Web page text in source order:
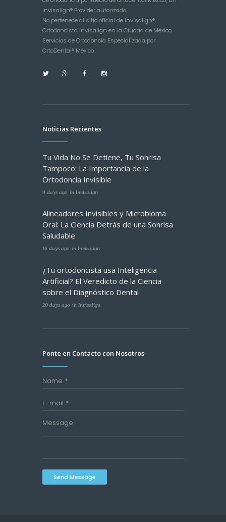
Invisalign® Provider autorizado.
No pertenece al sitio oficial de Invisalign®.
Ortodoncista Invisalign en la Ciudad de México.
Servicios de Ortodoncia Especializada por
OrtoDental® México.
Noticias Recientes
Tu Vida No Se Detiene, Tu Sonrisa
Tampoco: La Importancia de la
Ortodoncia Invisible
9 days ago in Invisalign
Alineadores Invisibles y Microbioma
Oral: La Ciencia Detrás de una Sonrisa
Saludable
16 days ago in Invisalign
¿Tu ortodoncista usa Inteligencia
Artificial? El Veredicto de la Ciencia
sobre el Diagnóstico Dental
20 days ago in Invisalign
Ponte en Contacto con Nosotros
Send Message